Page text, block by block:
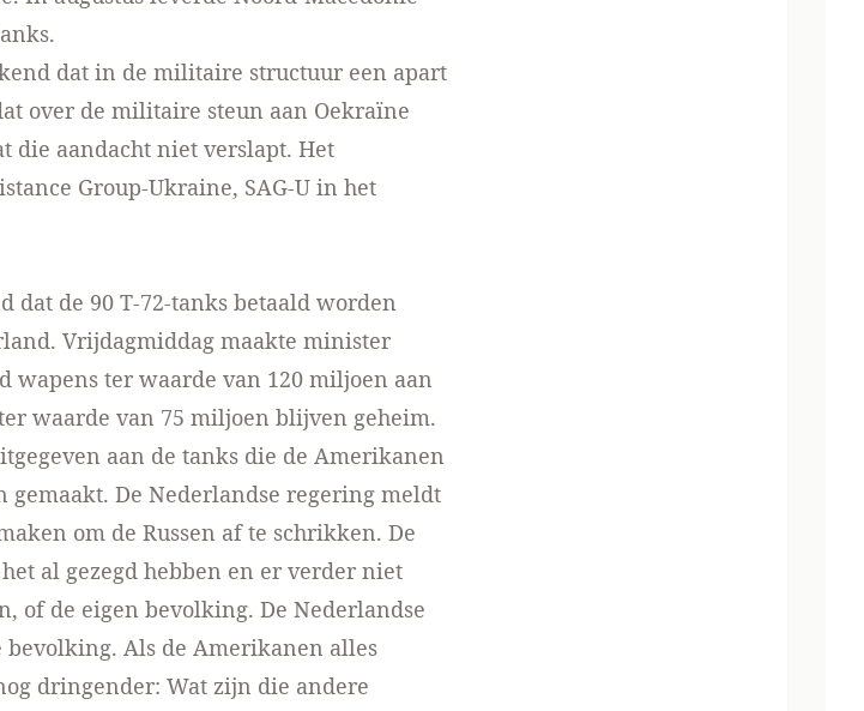
.
dat in de militaire structuur een apart
over de militaire steun aan Oekraïne
die aandacht niet verslapt. Het
Group-Ukraine, SAG-U in het
dat de 90 T-72-tanks betaald worden
Vrijdagmiddag maakte minister
wapens ter waarde van 120 miljoen aan
waarde van 75 miljoen blijven geheim.
aan de tanks die de Amerikanen
De Nederlandse regering meldt
om de Russen af te schrikken. De
al gezegd hebben en er verder niet
of de eigen bevolking. De Nederlandse
Als de Amerikanen alles
dringender: Wat zijn die andere